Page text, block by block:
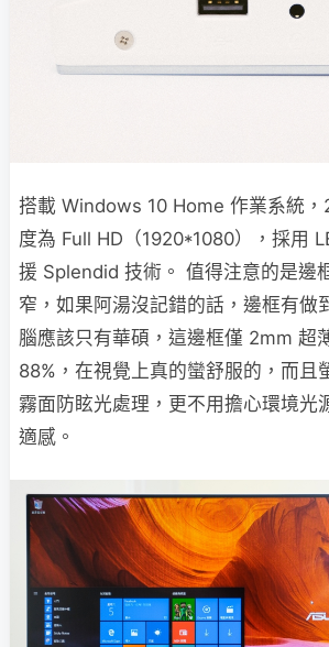
搭載 Windows 10 Home 作業系統
度為 Full HD（1920*1080），採用
援 Splendid 技術。 值得注意的是邊
窄，如果阿湯沒記錯的話，邊框有做
腦應該只有華碩，這邊框僅 2mm 超
88%，在視覺上真的蠻舒服的，而且
霧面防眩光處理，更不用擔心環境光
適感。